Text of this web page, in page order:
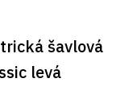
šavlová
levá